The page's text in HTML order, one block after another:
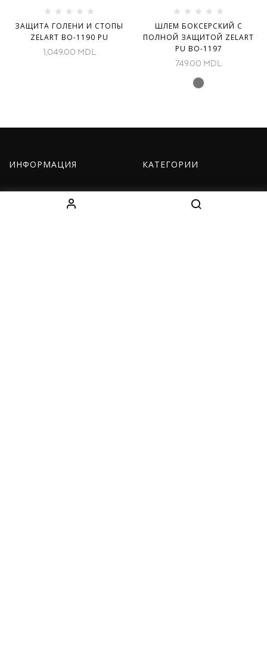
ЗАЩИТА ГОЛЕНИ И СТОПЫ
ZELART BO-1190 PU
1,049.00 MDL
ШЛЕМ БОКСЕРСКИЙ С
ПОЛНОЙ ЗАЩИТОЙ ZELART
PU BO-1197
749.00 MDL
ИНФОРМАЦИЯ КАТЕГОРИИ
Оборудование